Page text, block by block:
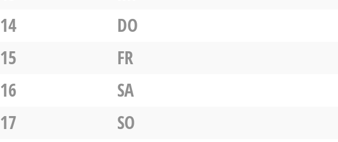
14
DO
15
FR
16
SA
17
SO